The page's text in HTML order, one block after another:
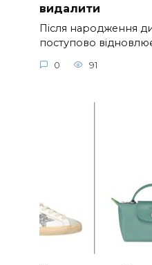
видалити
Після народження
поступово
0 91